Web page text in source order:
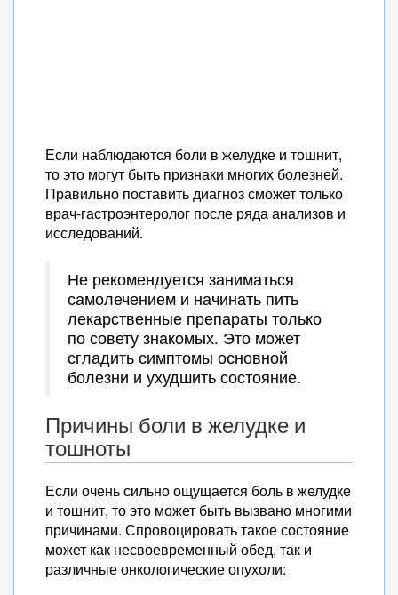
Если наблюдаются боли в желудке и тошнит,
то это могут быть признаки многих болезней.
Правильно поставить диагноз сможет только
врач-гастроэнтеролог после ряда анализов и
исследований.
Не рекомендуется заниматься
самолечением и начинать пить
лекарственные препараты только
по совету знакомых. Это может
сгладить симптомы основной
болезни и ухудшить состояние.
Причины боли в желудке и
тошноты
Если очень сильно ощущается боль в желудке
и тошнит, то это может быть вызвано многими
причинами. Спровоцировать такое состояние
может как несвоевременный обед, так и
различные онкологические опухоли: